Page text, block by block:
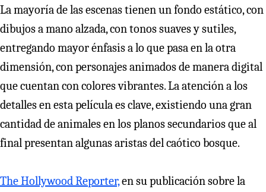
La mayoría de las escenas tienen un fondo estático, con
dibujos a mano alzada, con tonos suaves y sutiles,
entregando mayor énfasis a lo que pasa en la otra
dimensión, con personajes animados de manera digital
que cuentan con colores vibrantes. La atención a los
detalles en esta película es clave, existiendo una gran
cantidad de animales en los planos secundarios que al
final presentan algunas aristas del caótico bosque.
The Hollywood Reporter,en su publicación sobre la